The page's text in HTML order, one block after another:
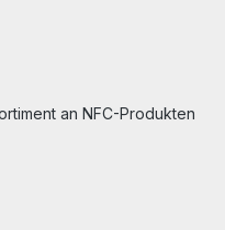
an NFC-Produkten